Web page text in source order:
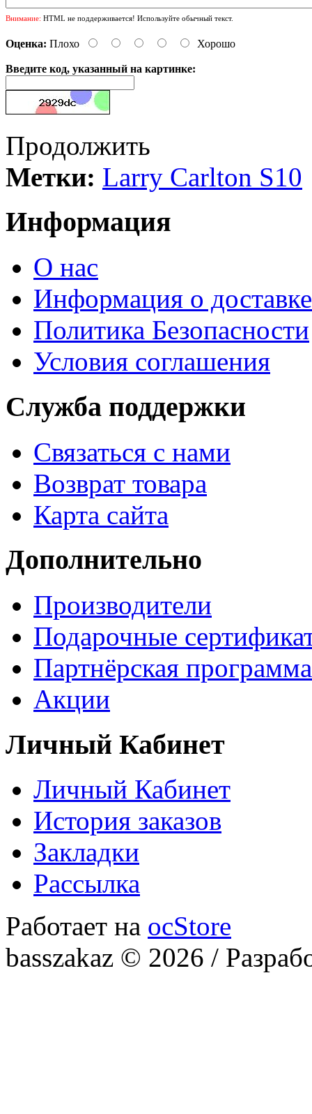
Внимание: HTML не поддерживается! Используйте обычный текст.
Оценка: Плохо Хорошо
Введите код, указанный на картинке:
Продолжить
Метки: Larry Carlton S10
Информация
О нас
Информация о доставке
Политика Безопасности
Условия соглашения
Служба поддержки
Связаться с нами
Возврат товара
Карта сайта
Дополнительно
Производители
Подарочные
Партнёрская программа
Акции
Личный Кабинет
Личный Кабинет
История заказов
Закладки
Рассылка
Работает на ocStore
basszakaz © 2026 /